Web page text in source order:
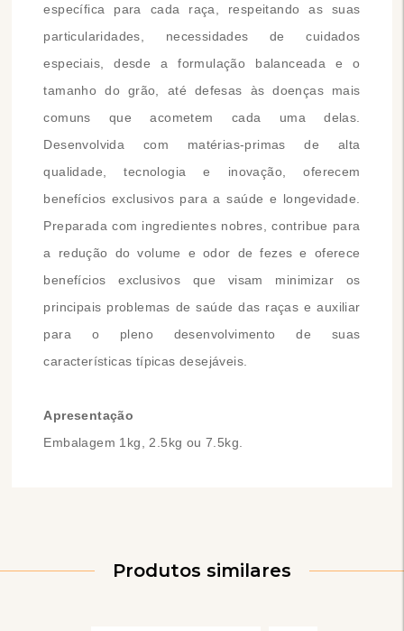
específica para cada raça, respeitando as suas
particularidades, necessidades de cuidados
especiais, desde a formulação balanceada e o
tamanho do grão, até defesas às doenças mais
comuns que acometem cada uma delas.
Desenvolvida com matérias-primas de alta
qualidade, tecnologia e inovação, oferecem
benefícios exclusivos para a saúde e longevidade.
Preparada com ingredientes nobres, contribue para
a redução do volume e odor de fezes e oferece
benefícios exclusivos que visam minimizar os
principais problemas de saúde das raças e auxiliar
para o pleno desenvolvimento de suas
características típicas desejáveis.
Apresentação
Embalagem 1kg, 2.5kg ou 7.5kg.
Produtos similares